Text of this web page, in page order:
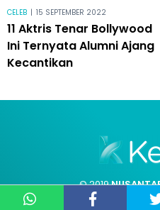
CELEB | 15 SEPTEMBER 2022
11 Aktris Tenar Bollywood
Ini Ternyata Alumni Ajang
Kecantikan
© 2019
® All